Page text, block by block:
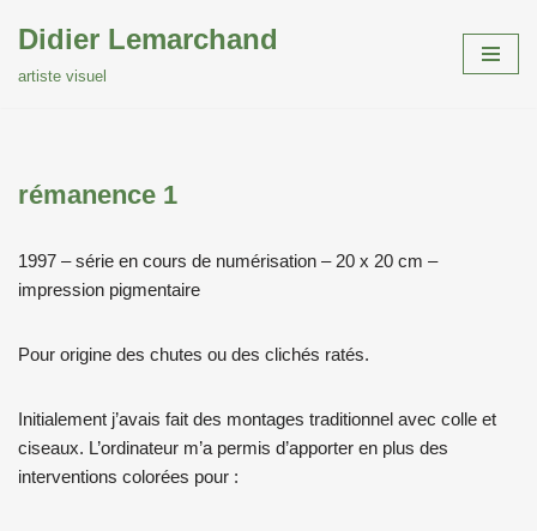
Didier Lemarchand
artiste visuel
rémanence 1
1997 – série en cours de numérisation – 20 x 20 cm –
impression pigmentaire
Pour origine des chutes ou des clichés ratés.
Initialement j’avais fait des montages traditionnel avec colle et
ciseaux. L’ordinateur m’a permis d’apporter en plus des
interventions colorées pour :